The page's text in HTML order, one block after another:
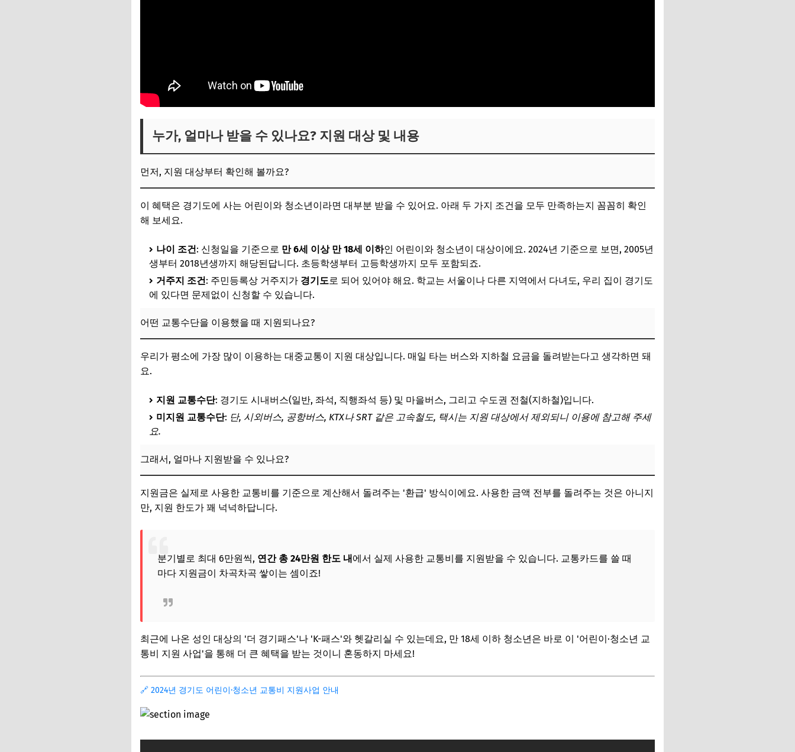
누가, 얼마나 받을 수 있나요? 지원 대상 및 내용
먼저, 지원 대상부터 확인해 볼까요?
이 혜택은 경기도에 사는 어린이와 청소년이라면 대부분 받을 수 있어요. 아래 두 가지 조건을 모두 만족하는지 꼼꼼히 확인
해 보세요.
나이 조건: 신청일을 기준으로 만 6세 이상 만 18세 이하인 어린이와 청소년이 대상이에요. 2024년 기준으로 보면, 2005년
생부터 2018년생까지 해당된답니다. 초등학생부터 고등학생까지 모두 포함되죠.
거주지 조건: 주민등록상 거주지가 경기도로 되어 있어야 해요. 학교는 서울이나 다른 지역에서 다녀도, 우리 집이 경기도
에 있다면 문제없이 신청할 수 있습니다.
어떤 교통수단을 이용했을 때 지원되나요?
우리가 평소에 가장 많이 이용하는 대중교통이 지원 대상입니다. 매일 타는 버스와 지하철 요금을 돌려받는다고 생각하면 돼
요.
지원 교통수단: 경기도 시내버스(일반, 좌석, 직행좌석 등) 및 마을버스, 그리고 수도권 전철(지하철)입니다.
미지원 교통수단: 단, 시외버스, 공항버스, KTX나 SRT 같은 고속철도, 택시는 지원 대상에서 제외되니 이용에 참고해 주세
요.
그래서, 얼마나 지원받을 수 있나요?
지원금은 실제로 사용한 교통비를 기준으로 계산해서 돌려주는 '환급' 방식이에요. 사용한 금액 전부를 돌려주는 것은 아니지
만, 지원 한도가 꽤 넉넉하답니다.
분기별로 최대 6만원씩, 연간 총 24만원 한도 내 에서 실제 사용한 교통비를 지원받을 수 있습니다. 교통카드를 쓸 때
마다 지원금이 차곡차곡 쌓이는 셈이죠!
최근에 나온 성인 대상의 '더 경기패스'나 'K-패스'와 헷갈리실 수 있는데요, 만 18세 이하 청소년은 바로 이 '어린이·청소년 교
통비 지원 사업'을 통해 더 큰 혜택을 받는 것이니 혼동하지 마세요!
🔗 2024년 경기도 어린이·청소년 교통비 지원사업 안내